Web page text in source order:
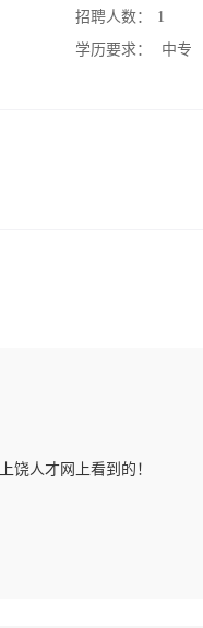
招聘人数：
1
学历要求：
中专
饶人才网上看到的！